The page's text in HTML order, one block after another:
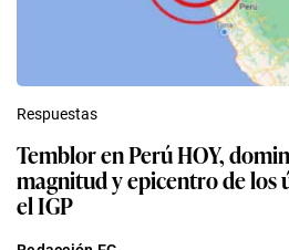
Respuestas
Temblor en Perú HOY,
magnitud y epicentro de los
el IGP